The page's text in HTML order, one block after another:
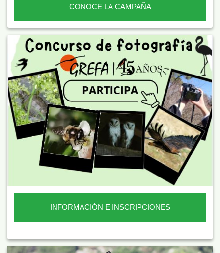
CONOCE LA CAMPAÑA
INFORMACIÓN E INSCRIPCIONES